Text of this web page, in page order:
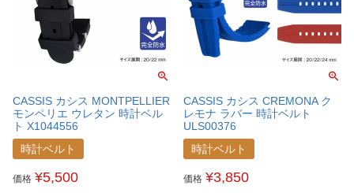
CASSIS カシス MONTPELLIER
モンペリエ ウレタン 時計ベル
ト X1044556
時計ベルト
価格 ¥5,500
CASSIS カシス CREMONA ク
レモナ ラバー 時計ベルト
ULS00376
時計ベルト
価格 ¥3,850